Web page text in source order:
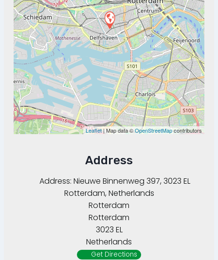
Leaflet| Map data ©OpenStreetMapcontributors
Address
Address: Nieuwe Binnenweg 397, 3023 EL
Rotterdam, Netherlands
Rotterdam
Rotterdam
3023 EL
Netherlands
Get Directions